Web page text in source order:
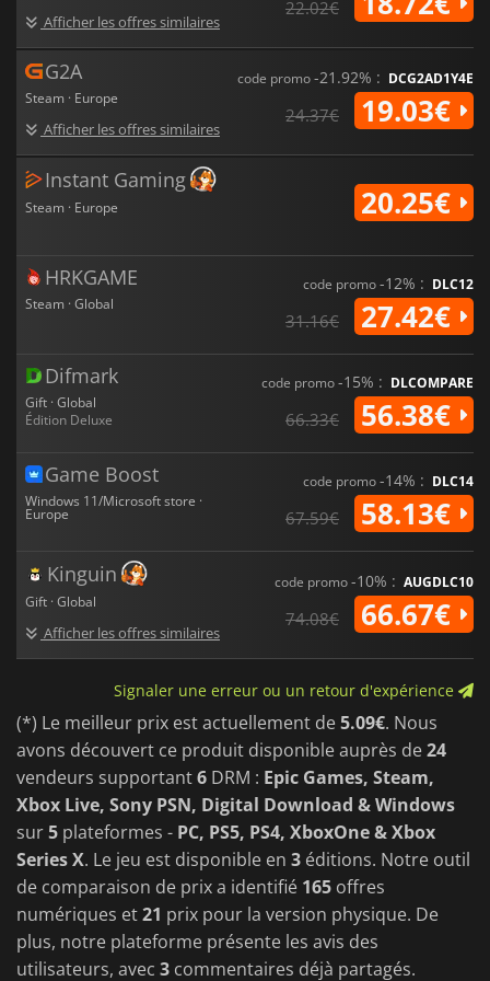
Afficher les offres similaires
22.02€
G2A
Steam · Europe
Afficher les offres similaires
code promo-21.92% : DCG2AD1Y4E
24.37€ 19.03€
Instant Gaming
Steam · Europe 20.25€
HRKGAME
Steam · Global
code promo-12% : DLC12
31.16€ 27.42€
Difmark
Gift · Global
Édition Deluxe
code promo-15% : DLCOMPARE
66.33€ 56.38€
Game Boost
Windows 11/Microsoft store ·
Europe
code promo-14% : DLC14
67.59€ 58.13€
Kinguin
Gift · Global
Afficher les offres similaires
code promo-10% : AUGDLC10
74.08€ 66.67€
Signaler une erreur ou un retour d'expérience
(*) Le meilleur prix est actuellement de5.09€. Nous
avons découvert ce produit disponible auprès de24
vendeurs supportant6 DRM : Epic Games, Steam,
Xbox Live, Sony PSN, Digital Download & Windows
sur5 plateformes - PC, PS5, PS4, XboxOne & Xbox
Series X. Le jeu est disponible en 3 éditions. Notre outil
de comparaison de prix a identifié 165 offres
numériques et21 prix pour la version physique. De
plus, notre plateforme présente les avis des
utilisateurs, avec 3 commentaires déjà partagés.